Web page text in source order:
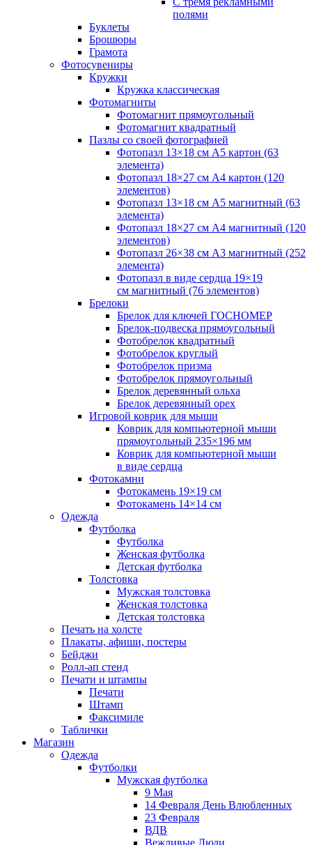
полями
Буклеты
Брошюры
Грамота
Фотосувениры
Кружки
Кружка классическая
Фотомагниты
Фотомагнит прямоугольный
Фотомагнит квадратный
Пазлы со своей фотографией
Фотопазл 13×18 см А5 картон (63
элемента)
Фотопазл 18×27 см А4 картон (120
элементов)
Фотопазл 13×18 см А5 магнитный (63
элемента)
Фотопазл 18×27 см А4 магнитный (120
элементов)
Фотопазл 26×38 см А3 магнитный (252
элемента)
Фотопазл в виде сердца 19×19
см магнитный (76 элементов)
Брелоки
Брелок для ключей ГОСНОМЕР
Брелок-подвеска прямоугольный
Фотобрелок квадратный
Фотобрелок круглый
Фотобрелок призма
Фотобрелок прямоугольный
Брелок деревянный ольха
Брелок деревянный орех
Игровой коврик для мыши
Коврик для компьютерной мыши
прямоугольный 235×196 мм
Коврик для компьютерной мыши
в виде сердца
Фотокамни
Фотокамень 19×19 см
Фотокамень 14×14 см
Одежда
Футболка
Футболка
Женская футболка
Детская футболка
Толстовка
Мужская толстовка
Женская толстовка
Детская толстовка
Печать на холсте
Плакаты, афиши, постеры
Бейджи
Ролл-ап стенд
Печати и штампы
Печати
Штамп
Факсимиле
Таблички
Магазин
Одежда
Футболки
Мужская футболка
9 Мая
14 Февраля День Влюбленных
23 Февраля
ВДВ
Вежливые Люди